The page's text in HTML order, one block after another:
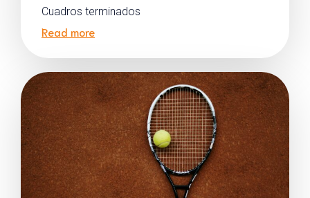
Cuadros terminados
Read more